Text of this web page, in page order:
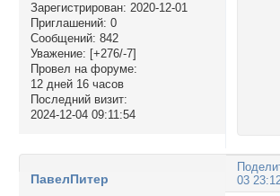
Зарегистрирован: 2020-12-01
Приглашений: 0
Сообщений: 842
Уважение: [+276/-7]
Провел на форуме:
12 дней 16 часов
Последний визит:
2024-12-04 09:11:54
03
ПавелПитер